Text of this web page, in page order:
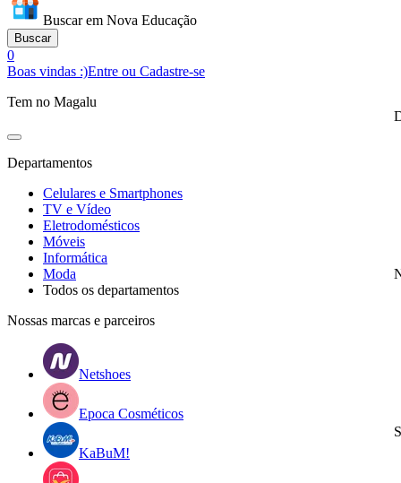
Buscar em Nova Educação
Buscar
0
Boas vindas :)Entre ou Cadastre-se
Tem no Magalu
Departamentos
Celulares e Smartphones
TV e Vídeo
Eletrodomésticos
Móveis
Informática
Moda
Todos os departamentos
Nossas marcas e parceiros
Netshoes
Epoca Cosméticos
KaBuM!